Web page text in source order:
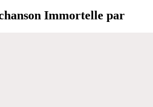
Immortelle par